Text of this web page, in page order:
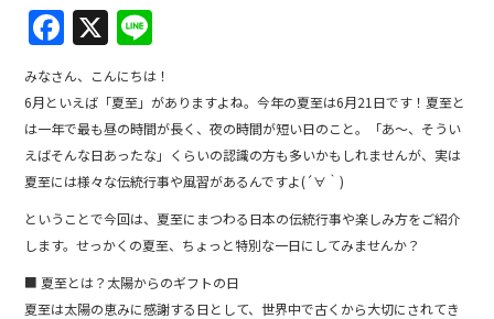
F
a
c
e
b
o
o
k
X
n
e
みなさん、こんにちは！
6月といえば「夏至」がありますよね。今年の夏至は6月21日です！夏至と
は一年で最も昼の時間が長く、夜の時間が短い日のこと。「あ～、そうい
えばそんな日あったな」くらいの認識の方も多いかもしれませんが、実は
夏至には様々な伝統行事や風習があるんですよ(´∀｀)
ということで今回は、夏至にまつわる日本の伝統行事や楽しみ方をご紹介
します。せっかくの夏至、ちょっと特別な一日にしてみませんか？
■ 夏至とは？太陽からのギフトの日
夏至は太陽の恵みに感謝する日として、世界中で古くから大切にされてき